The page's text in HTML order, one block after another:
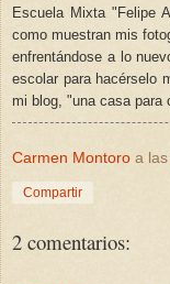
Escuela Mixta "Felipe
como muestran mis
enfrentándose a lo
escolar para hacérselo
mi blog, "una casa para
Carmen Montoro a las
Compartir
2 comentarios: